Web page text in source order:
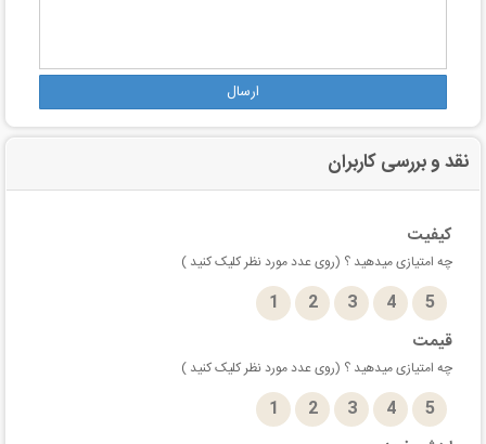
ارسال
نقد و بررسی کاربران
کیفیت
چه امتیازی میدهید ؟ (روی عدد مورد نظر کلیک کنید )
1 2 3 4
5
قیمت
چه امتیازی میدهید ؟ (روی عدد مورد نظر کلیک کنید )
1 2 3 4
5